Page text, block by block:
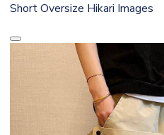
Short Oversize Hikari Images